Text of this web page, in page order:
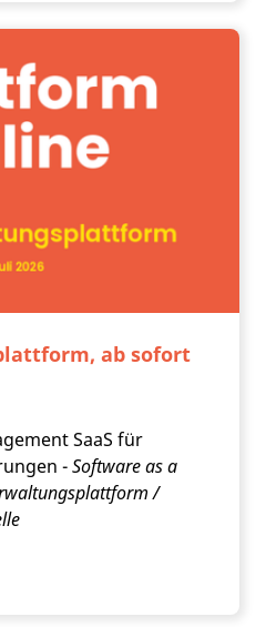
ab sofort
SaaS für
-Software as a
/